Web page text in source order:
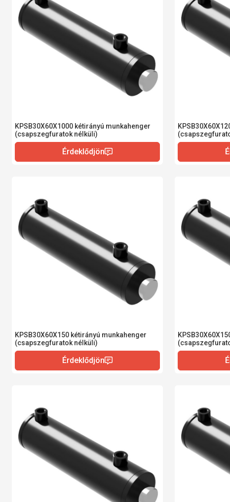
KPSB30X60X1000 kétirányú munkahenger
(csapszegfuratok nélküli)
KPSB30X60X150 kétirányú munkahenger
(csapszegfuratok nélküli)